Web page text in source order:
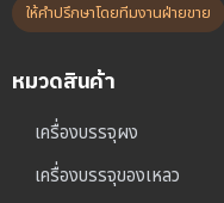
ให้คำปรึกษาโดยทีมงานฝ่ายขาย
หมวดสินค้า
เครื่องบรรจุผง
เครื่องบรรจุของเหลว